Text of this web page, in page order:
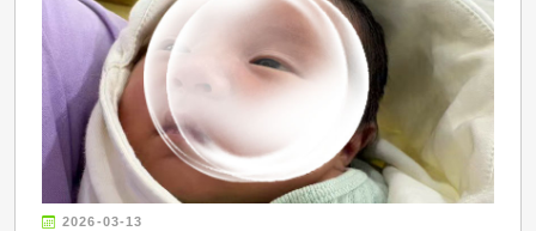
2026-03-13